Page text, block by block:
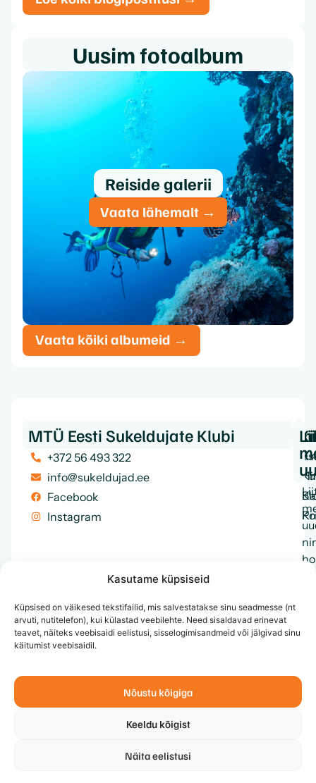
Kasutame küpsiseid
Küpsised on väikesed tekstifailid, mis salvestatakse sinu seadmesse (nt
arvuti, nutitelefon), kui külastad veebilehte. Need sisaldavad erinevat
teavet, näiteks veebisaidi eelistusi, sisselogimisandmeid või jälgivad sinu
käitumist veebisaidil.
Nõustu kõigiga
Keeldu kõigist
Näita eelistusi
Uusim fotoalbum
Reiside galerii
Vaata lähemalt →
Vaata kõiki albumeid →
MTÜ Eesti Sukeldujate Klubi
+372 56 493 322
info@sukeldujad.ee
Facebook
Instagram